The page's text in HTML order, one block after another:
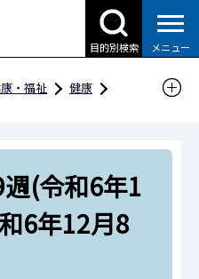
目的別検索 メニュー
・福祉
健康
統計資料等
週報）
症発生状況
(令和6年1
6年12月8